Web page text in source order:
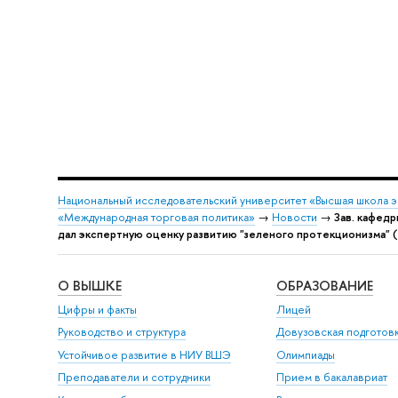
Национальный исследовательский университет «Высшая школа
«Международная торговая политика» → Новости → Зав.
дал экспертную оценку развитию "зеленого
О ВЫШКЕ
Цифры и факты
Руководство и структура
Устойчивое развитие в НИУ ВШЭ
Преподаватели и сотрудники
ОБРАЗОВАНИЕ
Лицей
Довузовская
Олимпиады
Прием в бакалавриат